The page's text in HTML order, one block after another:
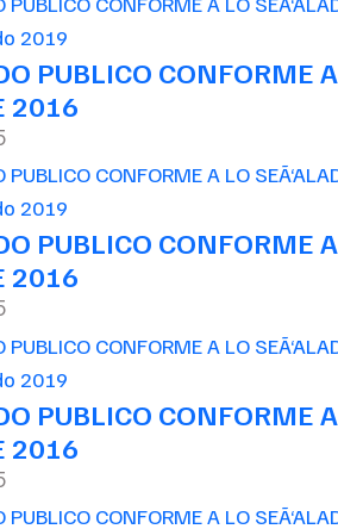
2019
PUBLICO CONFORME
2016
2019
PUBLICO CONFORME
2016
2019
PUBLICO CONFORME
2016